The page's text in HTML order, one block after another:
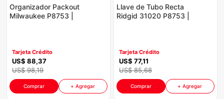
Organizador Packout
Milwaukee P8753 |
Tarjeta Crédito
US$ 88,37
US$ 98,19
Comprar + Agregar
Llave de Tubo Recta
Ridgid 31020 P8753 |
Tarjeta Crédito
US$ 77,11
US$ 85,68
Comprar + Agregar